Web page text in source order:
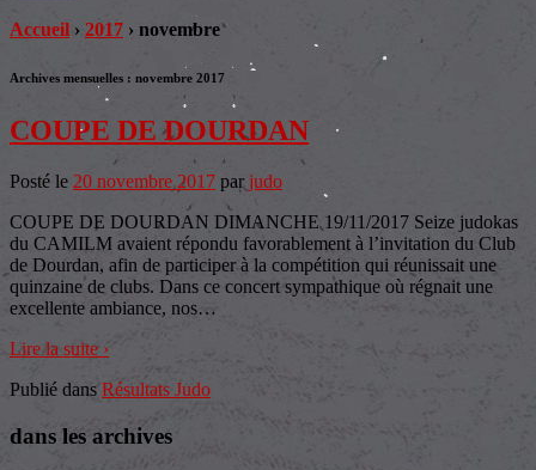
Accueil › 2017 › novembre
Archives mensuelles : novembre 2017
COUPE DE DOURDAN
Posté le 20 novembre 2017 par judo
COUPE DE DOURDAN DIMANCHE 19/11/2017 Seize judokas
du CAMILM avaient répondu favorablement à l’invitation du Club
de Dourdan, afin de participer à la compétition qui réunissait une
quinzaine de clubs. Dans ce concert sympathique où régnait une
excellente ambiance, nos…
Lire la suite ›
Publié dans Résultats Judo
dans les archives